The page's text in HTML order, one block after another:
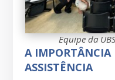
Equipe da
A IMPORTÂNCIA
ASSISTÊNCIA